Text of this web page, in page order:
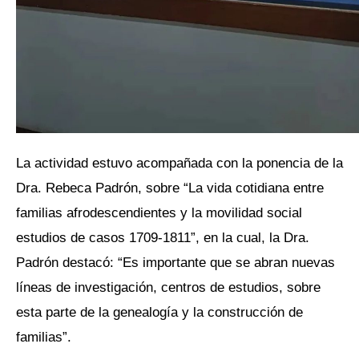
La actividad estuvo acompañada con la ponencia de la
Dra. Rebeca Padrón, sobre “La vida cotidiana entre
familias afrodescendientes y la movilidad social
estudios de casos 1709-1811”, en la cual, la Dra.
Padrón destacó: “Es importante que se abran nuevas
líneas de investigación, centros de estudios, sobre
esta parte de la genealogía y la construcción de
familias”.